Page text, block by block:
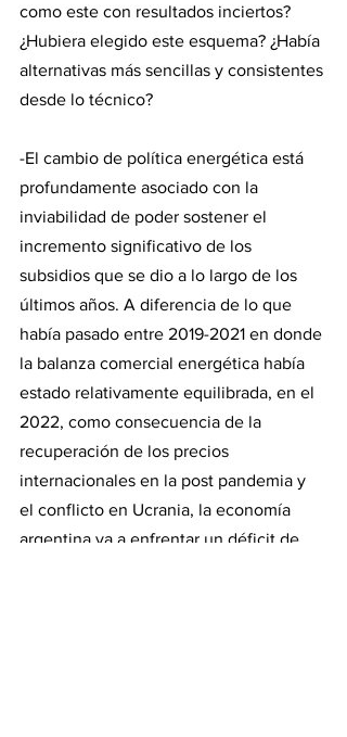
como este con resultados inciertos?
¿Hubiera elegido este esquema? ¿Había
alternativas más sencillas y consistentes
desde lo técnico?
-El cambio de política energética está
profundamente asociado con la
inviabilidad de poder sostener el
incremento significativo de los
subsidios que se dio a lo largo de los
últimos años. A diferencia de lo que
había pasado entre 2019-2021 en donde
la balanza comercial energética había
estado relativamente equilibrada, en el
2022, como consecuencia de la
recuperación de los precios
internacionales en la post pandemia y
el conflicto en Ucrania, la economía
argentina va a enfrentar un déficit de